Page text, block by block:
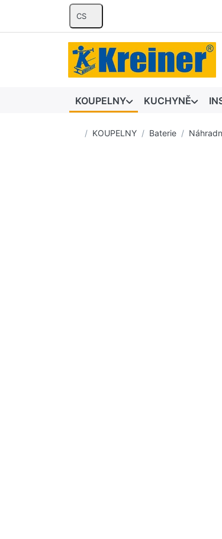
CS
KOUPELNY KUCHYNĚ
Domovská stránka
KOUPELNY Baterie